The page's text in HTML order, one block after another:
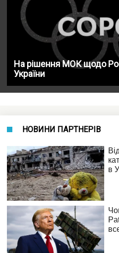
На рішення МОК щодо
України
НОВИНИ ПАРТНЕРІВ